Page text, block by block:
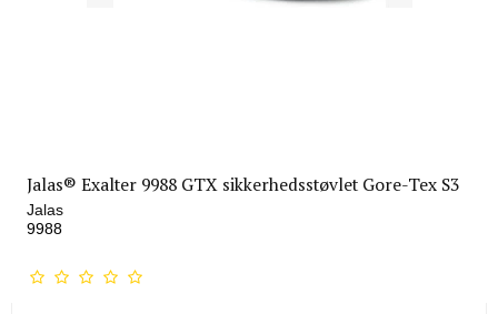
Jalas® Exalter 9988 GTX sikkerhedsstøvlet Gore-Tex S3
Jalas
9988